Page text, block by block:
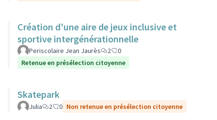
Création d'une aire de jeux inclusive et
sportive intergénérationnelle
Periscolaire Jean Jaurès 2
0
Retenue en présélection citoyenne
Skatepark
Julia 2 0 Non retenue en présélection citoyenne